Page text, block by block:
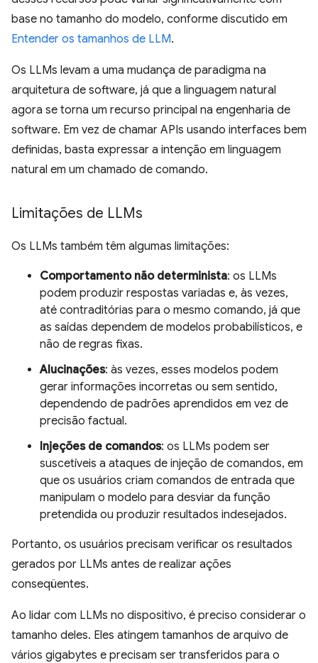
base no tamanho do modelo, conforme discutido em
Entender os tamanhos de LLM.
Os LLMs levam a uma mudança de paradigma na
arquitetura de software, já que a linguagem natural
agora se torna um recurso principal na engenharia de
software. Em vez de chamar APIs usando interfaces bem
definidas, basta expressar a intenção em linguagem
natural em um chamado de comando.
Limitações de LLMs
Os LLMs também têm algumas limitações:
Comportamento não determinista: os LLMs
podem produzir respostas variadas e, às vezes,
até contraditórias para o mesmo comando, já que
as saídas dependem de modelos probabilísticos, e
não de regras fixas.
Alucinações: às vezes, esses modelos podem
gerar informações incorretas ou sem sentido,
dependendo de padrões aprendidos em vez de
precisão factual.
Injeções de comandos: os LLMs podem ser
suscetíveis a ataques de injeção de comandos, em
que os usuários criam comandos de entrada que
manipulam o modelo para desviar da função
pretendida ou produzir resultados indesejados.
Portanto, os usuários precisam verificar os resultados
gerados por LLMs antes de realizar ações
conseqüentes.
Ao lidar com LLMs no dispositivo, é preciso considerar o
tamanho deles. Eles atingem tamanhos de arquivo de
vários gigabytes e precisam ser transferidos para o